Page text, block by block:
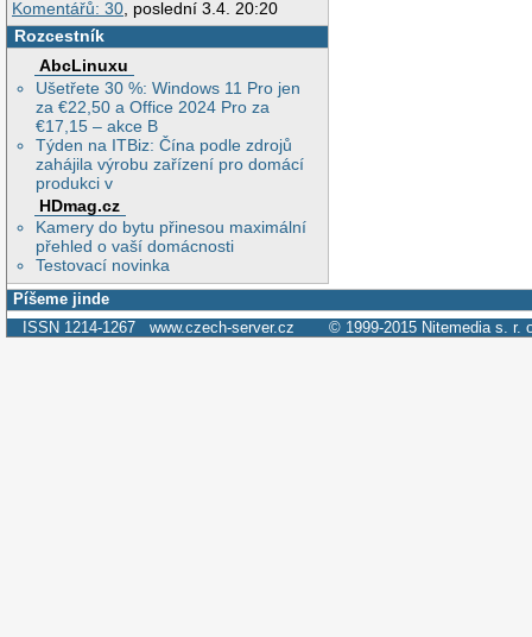
Komentářů: 30, poslední 3.4. 20:20
Rozcestník
AbcLinuxu
Ušetřete 30 %: Windows 11 Pro jen
za €22,50 a Office 2024 Pro za
€17,15 – akce B
Týden na ITBiz: Čína podle zdrojů
zahájila výrobu zařízení pro domácí
produkci v
HDmag.cz
Kamery do bytu přinesou maximální
přehled o vaší domácnosti
Testovací novinka
Píšeme jinde
ISSN 1214-1267 www.czech-server.cz © 1999-2015 Nitemedia s. r.